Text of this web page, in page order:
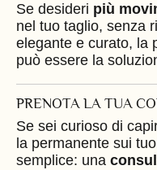
Se desideri più
nel tuo taglio, senza
elegante e curato, la
può essere la
PRENOTA LA TUA
Se sei curioso di
la permanente sui
semplice: una